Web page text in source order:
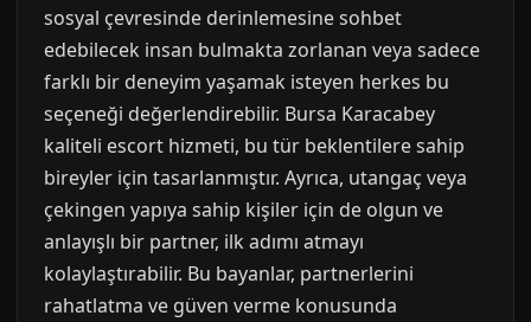
sosyal çevresinde derinlemesine sohbet
edebilecek insan bulmakta zorlanan veya sadece
farklı bir deneyim yaşamak isteyen herkes bu
seçeneği değerlendirebilir. Bursa Karacabey
kaliteli escort hizmeti, bu tür beklentilere sahip
bireyler için tasarlanmıştır. Ayrıca, utangaç veya
çekingen yapıya sahip kişiler için de olgun ve
anlayışlı bir partner, ilk adımı atmayı
kolaylaştırabilir. Bu bayanlar, partnerlerini
rahatlatma ve güven verme konusunda